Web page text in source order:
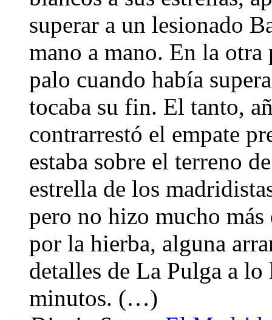
superar a un lesionado
mano a mano. En la
palo cuando había
tocaba su fin. El tanto,
contrarrestó el empate
estaba sobre el terreno
estrella de los
pero no hizo mucho más
por la hierba, alguna
detalles de La Pulga a
minutos. (…)